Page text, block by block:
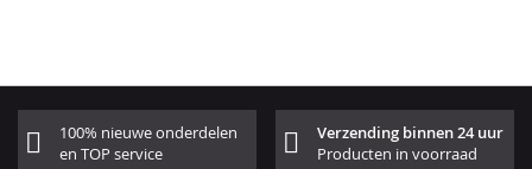
100% nieuwe onderdelen
en TOP service
Verzending binnen 24 uur
Producten in voorraad